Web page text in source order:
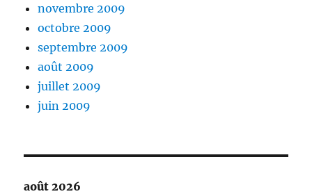
novembre 2009
octobre 2009
septembre 2009
août 2009
juillet 2009
juin 2009
août 2026